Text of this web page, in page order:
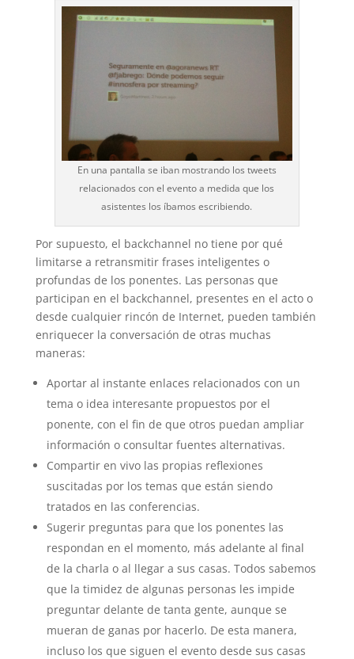
En una pantalla se iban mostrando los tweets
relacionados con el evento a medida que los
asistentes los íbamos escribiendo.
Por supuesto, el backchannel no tiene por qué
limitarse a retransmitir frases inteligentes o
profundas de los ponentes. Las personas que
participan en el backchannel, presentes en el acto o
desde cualquier rincón de Internet, pueden también
enriquecer la conversación de otras muchas
maneras:
Aportar al instante enlaces relacionados con un
tema o idea interesante propuestos por el
ponente, con el fin de que otros puedan ampliar
información o consultar fuentes alternativas.
Compartir en vivo las propias reflexiones
suscitadas por los temas que están siendo
tratados en las conferencias.
Sugerir preguntas para que los ponentes las
respondan en el momento, más adelante al final
de la charla o al llegar a sus casas. Todos sabemos
que la timidez de algunas personas les impide
preguntar delante de tanta gente, aunque se
mueran de ganas por hacerlo. De esta manera,
incluso los que siguen el evento desde sus casas